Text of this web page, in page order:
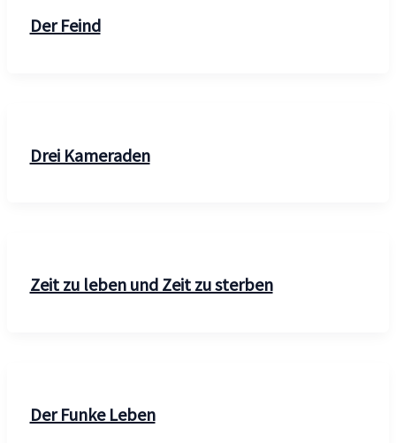
Der Feind
Drei Kameraden
Zeit zu leben und Zeit zu sterben
Der Funke Leben